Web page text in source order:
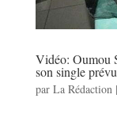
Vidéo: Oumou
son single
par La Rédaction|